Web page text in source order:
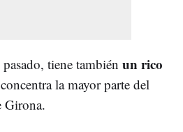
tiene también un rico
la mayor parte del
Girona.